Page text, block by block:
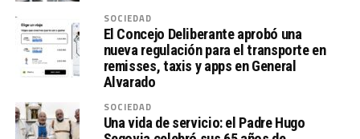
SOCIEDAD
El Concejo Deliberante aprobó una
nueva regulación para el transporte en
remisses, taxis y apps en General
Alvarado
SOCIEDAD
Una vida de servicio: el Padre Hugo